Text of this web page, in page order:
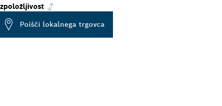
Poišči lokalnega trgovca